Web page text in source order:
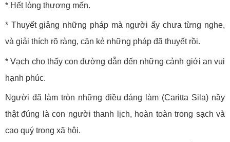
* Hết lòng thương mến.
* Thuyết giảng những pháp mà người ấy chưa từng nghe,
và giải thích rõ ràng, cặn kẻ những pháp đã thuyết rồi.
* Vạch cho thấy con đường dẫn đến những cảnh giới an vui
hạnh phúc.
Người đã làm tròn những điều đáng làm (Caritta Sila) nầy
thật đúng là con người thanh lịch, hoàn toàn trong sạch và
cao quý trong xã hội.